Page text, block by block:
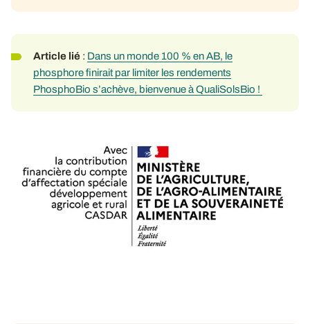
Article lié : Dans un monde 100 % en AB, le
phosphore finirait par limiter les rendements
PhosphoBio s’achève, bienvenue à QualiSolsBio !